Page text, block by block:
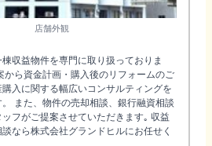
店舗外観
収益物件を専門に取り扱っておりま
から資金計画・購入後のリフォームのご
入に関する幅広いコンサルティングを
。 また、物件の売却相談、銀行融資相談
フがご提案させていただきます｡ 収益
なら株式会社グランドヒルにお任せく